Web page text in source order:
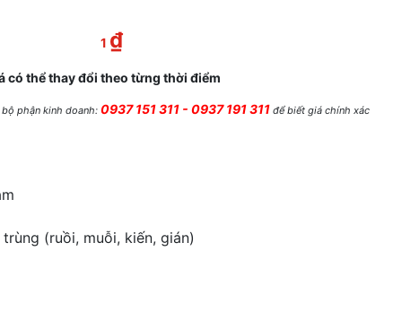
1 ₫
có thể thay đổi theo từng thời điểm
phận kinh doanh: 0937 151 311 - 0937 191 311 để biết giá chính xác
(ruồi, muỗi, kiến, gián)